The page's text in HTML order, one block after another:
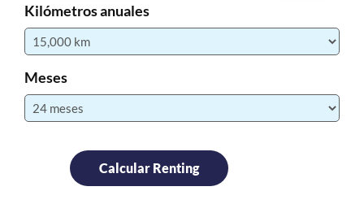
Kilómetros anuales
Meses